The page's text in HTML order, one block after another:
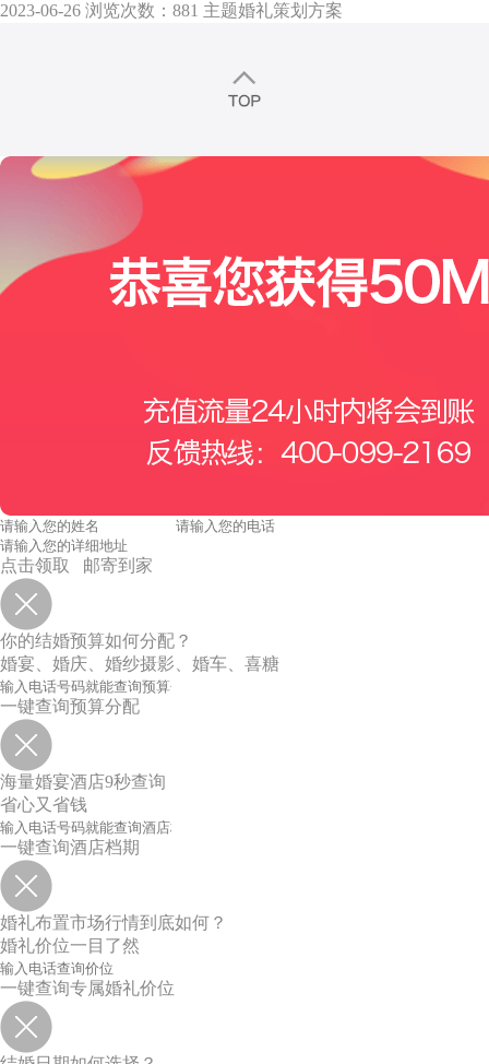
2023-06-26 浏览次数：881 主题婚礼策划方案
点击领取 邮寄到家
你的结婚预算如何分配？
婚宴、婚庆、婚纱摄影、婚车、喜糖
一键查询预算分配
海量婚宴酒店9秒查询
省心又省钱
一键查询酒店档期
婚礼布置市场行情到底如何？
婚礼价位一目了然
一键查询专属婚礼价位